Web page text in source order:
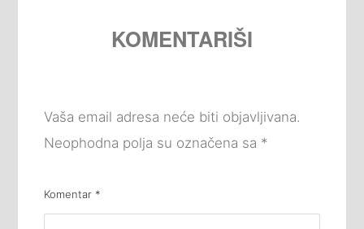
KOMENTARIŠI
Vaša email adresa neće biti objavljivana.
Neophodna polja su označena sa *
Komentar *